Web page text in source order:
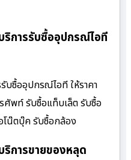
ริการรับซื้ออุปกรณ์ไอที
บซื้ออุปกรณ์ไอที ให้ราคา
ศัพท์ รับซื้อแท็บเล็ต รับซื้อ
โน๊ตบุ๊ค รับซื้อกล้อง
ริการขายของหลุด